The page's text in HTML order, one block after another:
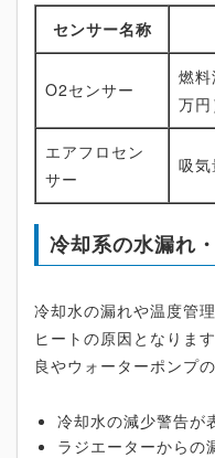
センサー名称
O2センサー
燃
万円
エアフロセン
サー
吸
冷却系の水漏れ
冷却水の漏れや温度管
ヒートの原因となりま
良やウォーターポンプ
冷却水の減少警告が
ラジエーターからの